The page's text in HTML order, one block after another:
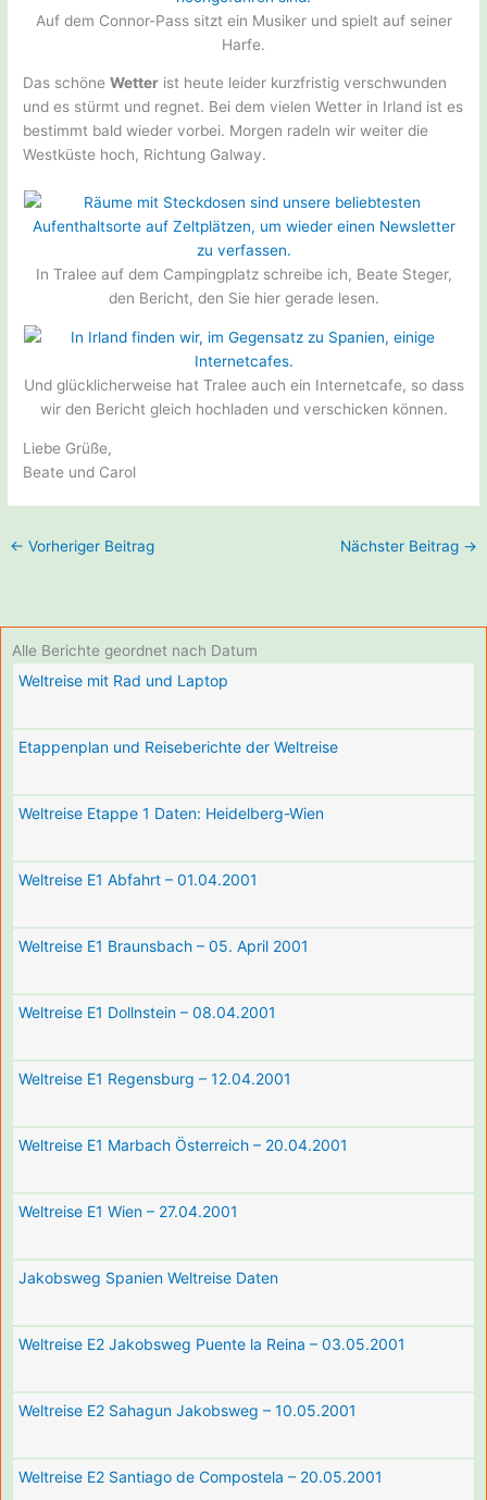
Auf dem Connor-Pass sitzt ein Musiker und spielt auf seiner
Harfe.
Das schöneWetter ist heute leider kurzfristig verschwunden
und es stürmt und regnet. Bei dem vielen Wetter in Irland ist es
bestimmt bald wieder vorbei. Morgen radeln wir weiter die
Westküste hoch, Richtung Galway.
In Tralee auf dem Campingplatz schreibe ich, Beate Steger,
den Bericht, den Sie hier gerade lesen.
Und glücklicherweise hat Tralee auch ein Internetcafe, so dass
wir den Bericht gleich hochladen und verschicken können.
Liebe Grüße,
Beate und Carol
← Vorheriger Beitrag Nächster Beitrag →
Alle Berichte geordnet nach Datum
Weltreise mit Rad und Laptop
Etappenplan und Reiseberichte der Weltreise
Weltreise Etappe 1 Daten: Heidelberg-Wien
Weltreise E1 Abfahrt – 01.04.2001
Weltreise E1 Braunsbach – 05. April 2001
Weltreise E1 Dollnstein – 08.04.2001
Weltreise E1 Regensburg – 12.04.2001
Weltreise E1 Marbach Österreich – 20.04.2001
Weltreise E1 Wien – 27.04.2001
Jakobsweg Spanien Weltreise Daten
Weltreise E2 Jakobsweg Puente la Reina – 03.05.2001
Weltreise E2 Sahagun Jakobsweg – 10.05.2001
Weltreise E2 Santiago de Compostela – 20.05.2001